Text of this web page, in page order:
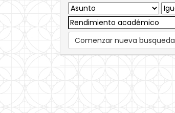
Comenzar nueva busqueda